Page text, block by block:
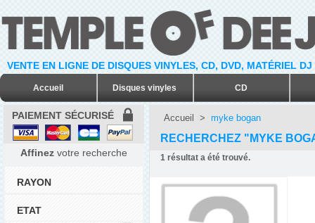
VENTE EN LIGNE DE DISQUES VINYLES, CD, DVD, MATÉRIEL
Accueil Disques vinyles CD
PAIEMENT SÉCURISÉ
Affinez votre recherche
RAYON
ETAT
Accueil > myke bogan
RECHERCHEZ "MYKE
1 résultat a été trouvé.